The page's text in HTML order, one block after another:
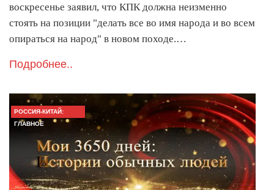
воскресенье заявил, что КПК должна неизменно
стоять на позиции "делать все во имя народа и во всем
опираться на народ" в новом походе.…
Подробнее..
РОССИЯ-КИТАЙ:
ГЛАВНОЕ